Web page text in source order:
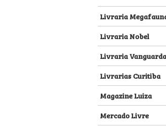
Livraria
Livraria Nobel
Livraria Vanguarda
Livrarias Curitiba
Magazine Luiza
Mercado Livre